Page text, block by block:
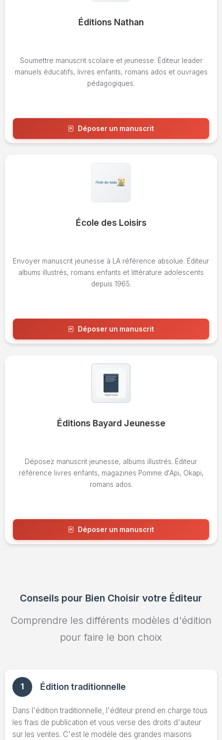
Éditions Nathan
Soumettre manuscrit scolaire et jeunesse. Éditeur leader
manuels éducatifs, livres enfants, romans ados et ouvrages
pédagogiques.
Déposer un manuscrit
École des Loisirs
Envoyer manuscrit jeunesse à LA référence absolue. Éditeur
albums illustrés, romans enfants et littérature adolescents
depuis 1965.
Déposer un manuscrit
Éditions Bayard Jeunesse
Déposez manuscrit jeunesse, albums illustrés. Éditeur
référence livres enfants, magazines Pomme d'Api, Okapi,
romans ados.
Déposer un manuscrit
Conseils pour Bien Choisir votre Éditeur
Comprendre les différents modèles d'édition
pour faire le bon choix
1 Édition traditionnelle
Dans l'édition traditionnelle, l'éditeur prend en charge tous
les frais de publication et vous verse des droits d'auteur
sur les ventes. C'est le modèle des grandes maisons